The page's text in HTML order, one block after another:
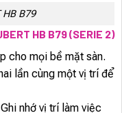
HB B79
HB B79 (SERIE 2)
cho mọi bề mặt sàn.
lần cùng một vị trí để
Ghi nhớ vị trí làm việc